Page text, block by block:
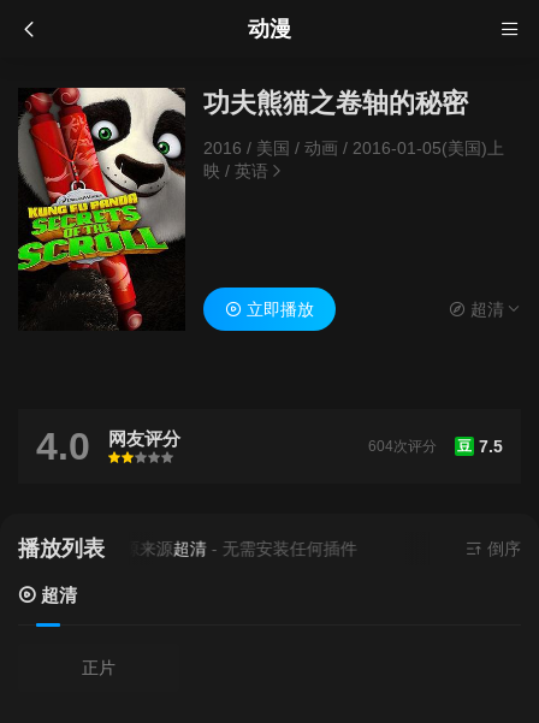
动漫
功夫熊猫之卷轴的秘密
2016 / 美国 / 动画/ 2016-01-05(美国)上
映 / 英语
立即播放 超清
4.0 网友评分
很差
较差还行推荐力荐
豆 7.5
604次评分
播放列表
当前资源来源超清- 无需安装任何插件 倒序
超清
正片